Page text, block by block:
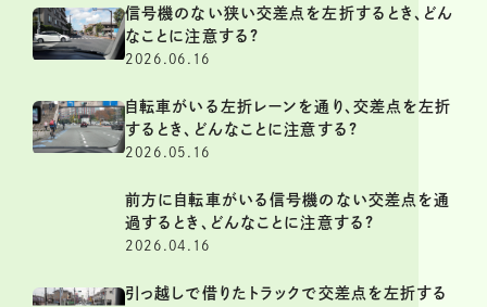
信号機のない狭い交差点を左折するとき、どん
なことに注意する?
2026.06.16
自転車がいる左折レーンを通り、交差点を左折
するとき、どんなことに注意する?
2026.05.16
前方に自転車がいる信号機のない交差点を通
過するとき、どんなことに注意する?
2026.04.16
引っ越しで借りたトラックで交差点を左折する